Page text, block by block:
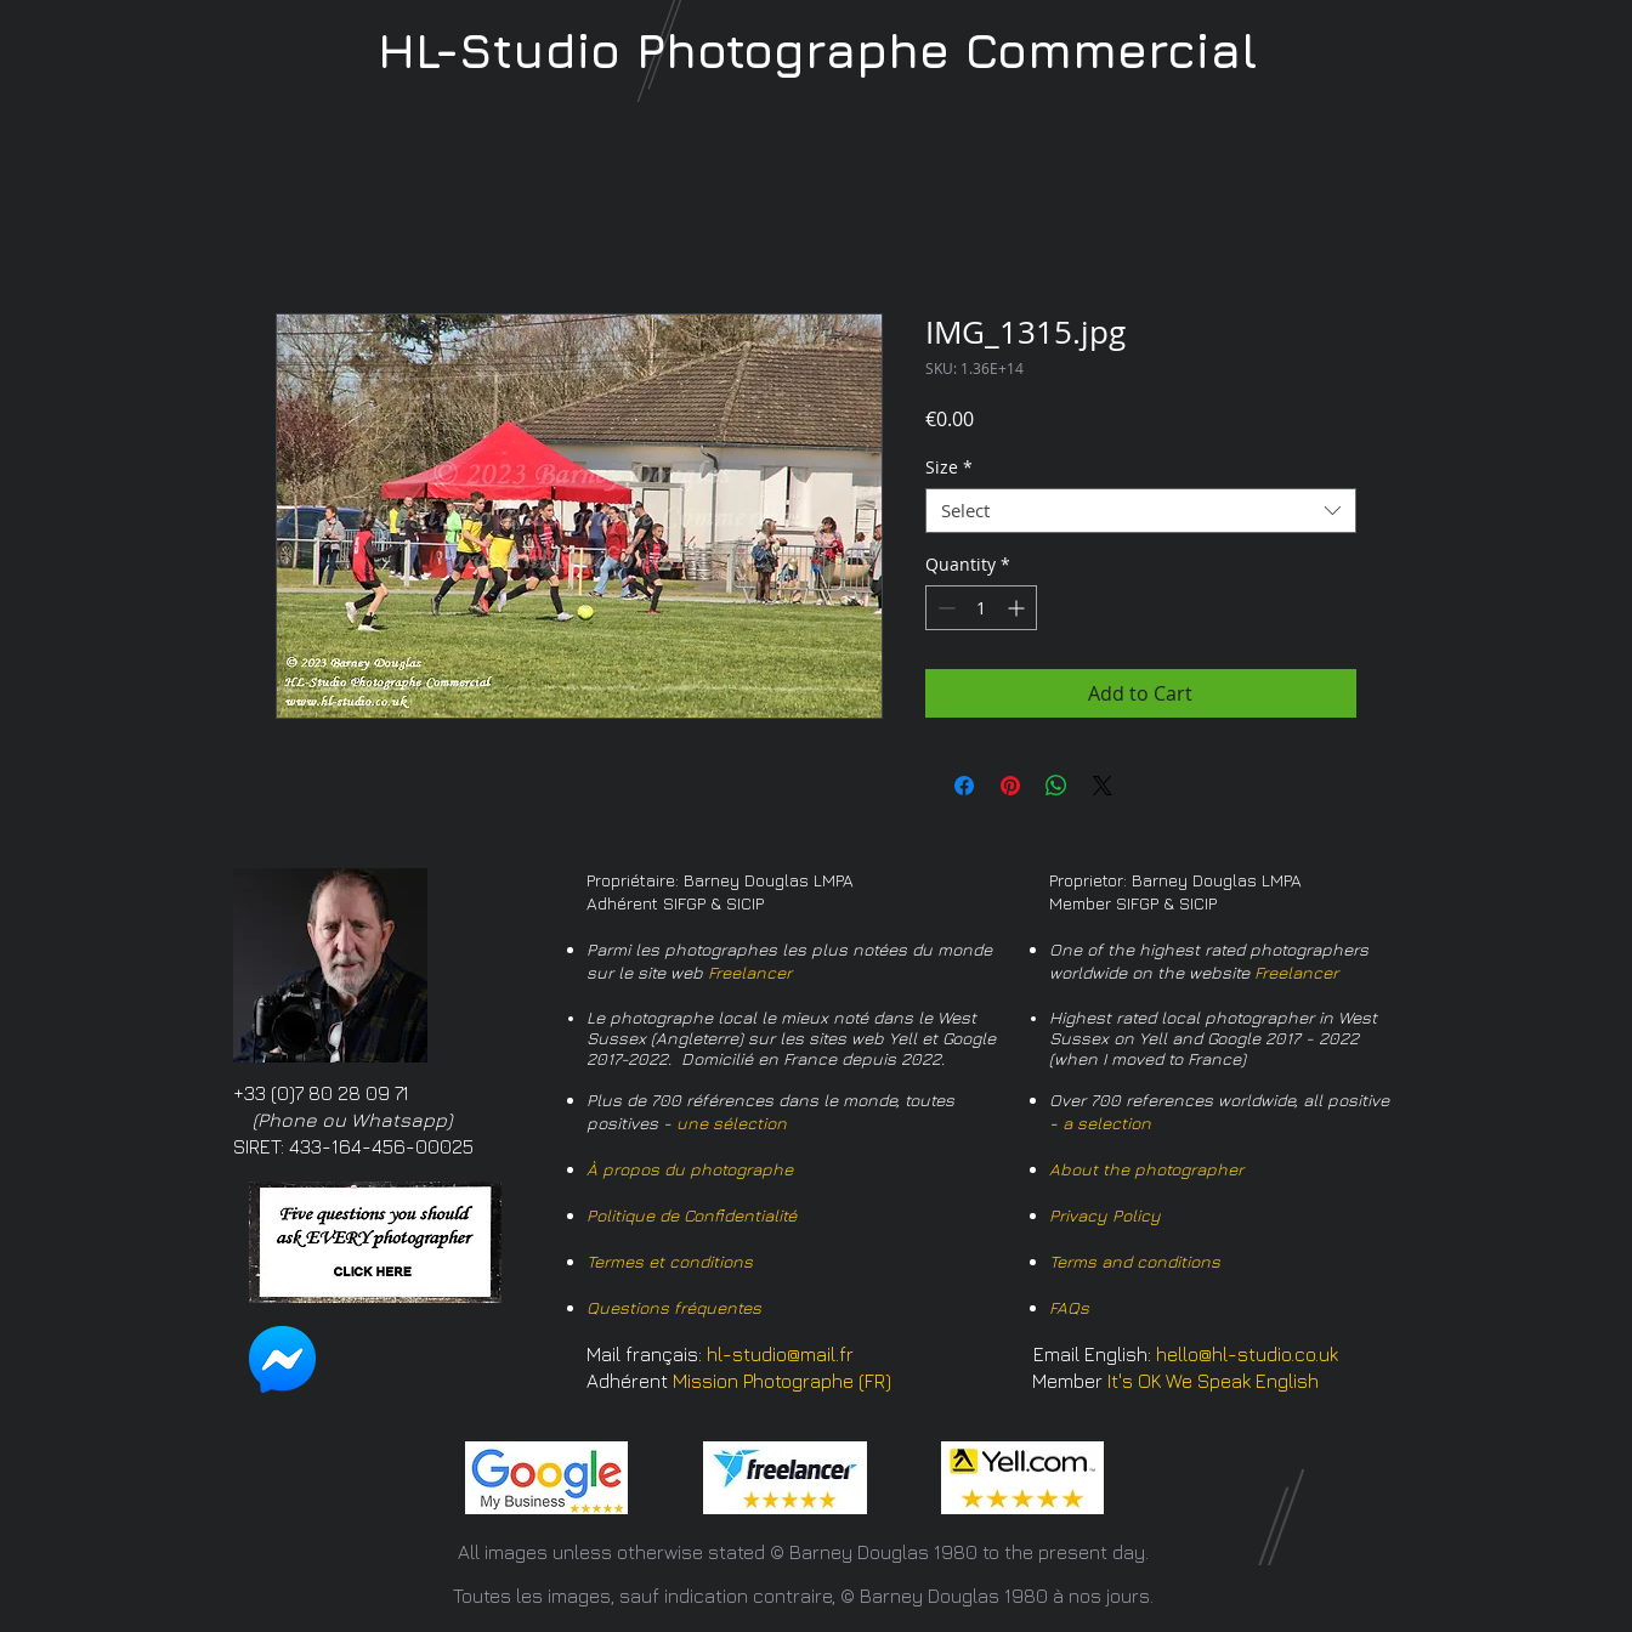
IMG_1315.jpg
SKU: 1.36E+14
€0.00Price
Size *
Select
Quantity *
Add to Cart
HL-Studio Photographe Commercial
+33 (0)7 80 28 09 71
(Phone ou Whatsapp)
SIRET: 433-164-456-00025
Propriétaire: Barney Douglas LMPA
Adhérent SIFGP & SICIP
Parmi les photographes les plus notées du monde
sur le site web Freelancer
Le photographe local le mieux noté dans le West
Sussex (Angleterre) sur les sites web Yell et Google
2017-2022. Domicilié en France depuis 2022.
Plus de 700 références dans le monde, toutes
positives - une sélection
À propos du photographe
Politique de Confidentialité
Termes et conditions
Questions fréquentes
Proprietor: Barney Douglas LMPA
Member SIFGP & SICIP
One of the highest rated photographers
worldwide on the website Freelancer
Highest rated local photographer in West
Sussex on Yell and Google 2017 - 2022
(when I moved to France)
Over 700 references worldwide, all positive
- a selection
About the photographer
Privacy Policy
Terms and conditions
FAQs
Mail français: hl-studio@mail.fr Email English: hello@hl-studio.co.uk
Adhérent Mission Photographe (FR) Member It's OK We Speak English
All images unless otherwise stated © Barney Douglas 1980 to the present day.
Toutes les images, sauf indication contraire, © Barney Douglas 1980 à nos jours.